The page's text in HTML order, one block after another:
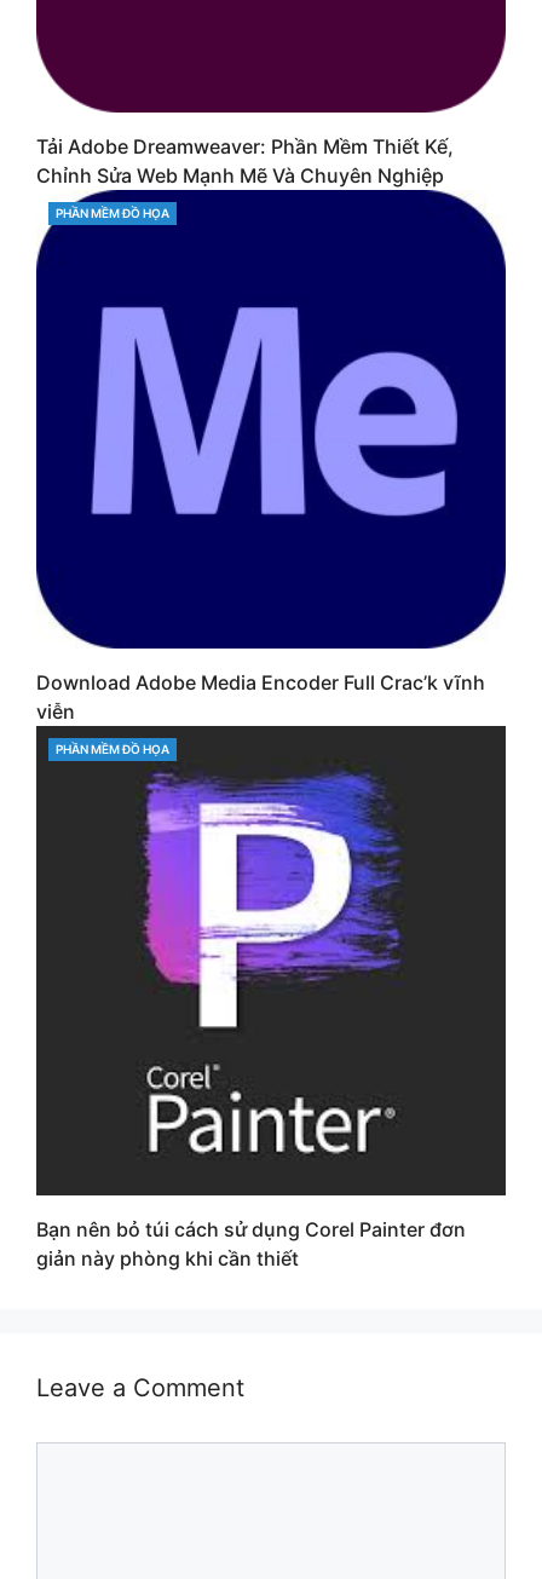
Tải Adobe Dreamweaver: Phần Mềm Thiết Kế,
Chỉnh Sửa Web Mạnh Mẽ Và Chuyên Nghiệp
CATEGORIES
PHẦN MỀM ĐỒ HỌA
Download Adobe Media Encoder Full Crac’k vĩnh
viễn
CATEGORIES
PHẦN MỀM ĐỒ HỌA
Bạn nên bỏ túi cách sử dụng Corel Painter đơn
giản này phòng khi cần thiết
Leave a Comment